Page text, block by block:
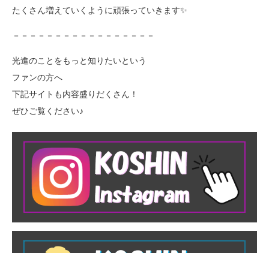
たくさん増えていくように頑張っていきます✨
－－－－－－－－－－－－－－－－－
光進のことをもっと知りたいという
ファンの方へ
下記サイトも内容盛りだくさん！
ぜひご覧ください♪